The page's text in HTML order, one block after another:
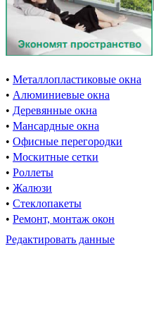
• Металлопластиковые окна
• Алюминиевые окна
• Деревянные окна
• Мансардные окна
• Офисные перегородки
• Москитные сетки
• Роллеты
• Жалюзи
• Стеклопакеты
• Ремонт, монтаж окон
Редактировать данные